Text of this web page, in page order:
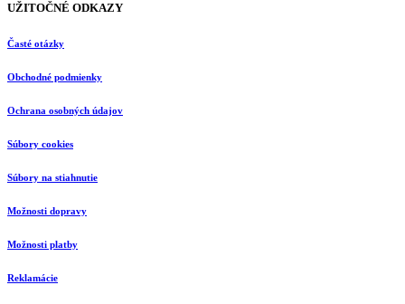
UŽITOČNÉ ODKAZY
Časté otázky
Obchodné podmienky
Ochrana osobných údajov
Súbory cookies
Súbory na stiahnutie
Možnosti dopravy
Možnosti platby
Reklamácie